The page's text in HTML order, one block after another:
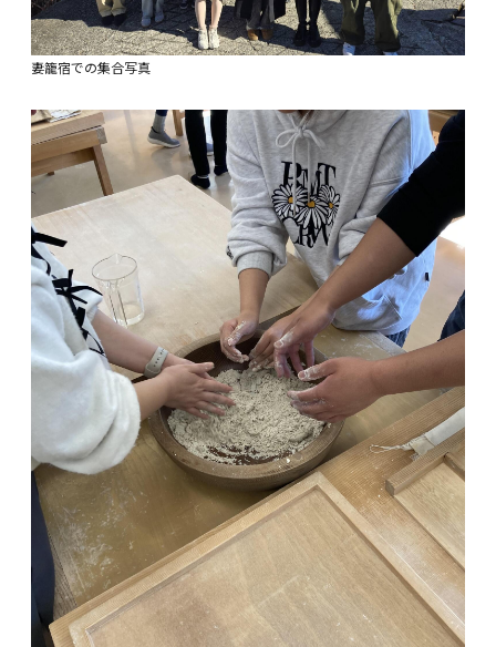
妻籠宿での集合写真